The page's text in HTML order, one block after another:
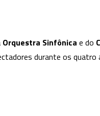
Orquestra Sinfônica e do
durante os